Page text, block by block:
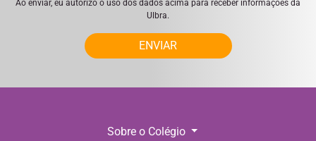
Ao enviar, eu autorizo o uso dos dados acima para receber informações da
Ulbra.
ENVIAR
Sobre o Colégio